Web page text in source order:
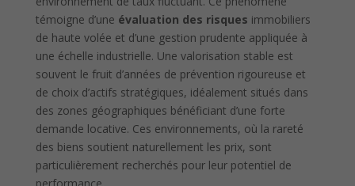
témoigne d’une évaluation des risques immobiliers
de haute volée et d’une gestion prudente appliquée à
une échelle industrielle. Une valorisation stable est
souvent le fruit d’années de prévention rigoureuse et
de choix d’actifs stratégiques, idéalement situés dans
des zones géographiques bénéficiant d’une forte
demande locative. Ces environnements, où la rareté
des biens soutient naturellement les prix, sont
particulièrement recherchés pour leur potentiel de